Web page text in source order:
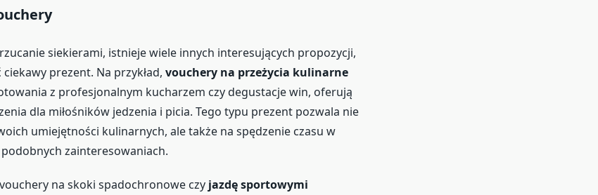
siekierami, istnieje wiele innych interesujących propozycji,
prezent. Na przykład, vouchery na przeżycia kulinarne
z profesjonalnym kucharzem czy degustacje win, oferują
dla miłośników jedzenia i picia. Tego typu prezent pozwala nie
umiejętności kulinarnych, ale także na spędzenie czasu w
zainteresowaniach.
na skoki spadochronowe czy jazdę sportowymi